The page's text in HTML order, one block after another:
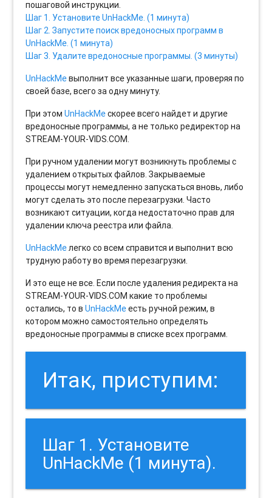
пошаговой инструкции.
Шаг 1. Установите UnHackMe. (1 минута)
Шаг 2. Запустите поиск вредоносных программ в
UnHackMe. (1 минута)
Шаг 3. Удалите вредоносные программы. (3 минуты)
UnHackMeвыполнит все указанные шаги, проверяя по
своей базе, всего за одну минуту.
При этомUnHackMeскорее всего найдет и другие
вредоносные программы, а не только редиректор на
STREAM-YOUR-VIDS.COM.
При ручном удалении могут возникнуть проблемы с
удалением открытых файлов. Закрываемые
процессы могут немедленно запускаться вновь, либо
могут сделать это после перезагрузки. Часто
возникают ситуации, когда недостаточно прав для
удалении ключа реестра или файла.
UnHackMeлегко со всем справится и выполнит всю
трудную работу во время перезагрузки.
И это еще не все. Если после удаления редиректа на
STREAM-YOUR-VIDS.COM какие то проблемы
остались, то вUnHackMeесть ручной режим, в
котором можно самостоятельно определять
вредоносные программы в списке всех программ.
Итак, приступим:
Шаг 1. Установите
UnHackMe (1 минута).